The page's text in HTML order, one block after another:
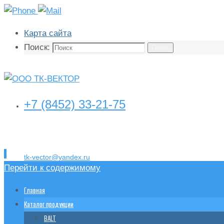
Карта сайта
Поиск:
+7 (8452) 33-21-75
tk-vector@yandex.ru
Перейти к содержимому
Главная
Каталог продукции
BALT